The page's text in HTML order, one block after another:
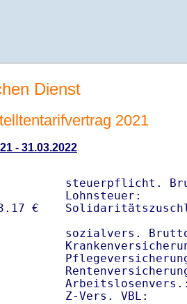
Dienst
2021
- 31.03.2022
steuerpflicht.
Lohnsteuer:
sozialvers.
Z-Vers. VBL: